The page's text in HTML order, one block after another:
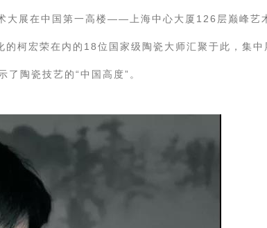
大展在中国第一高楼——上海中心大厦126层巅峰艺
柯宏荣在内的18位国家级陶瓷大师汇聚于此，集中
陶瓷技艺的“中国高度”。